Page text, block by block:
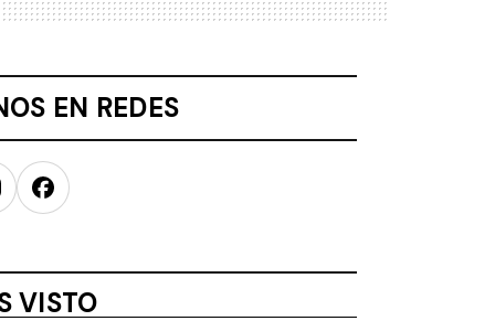
EN REDES
Facebook
VISTO